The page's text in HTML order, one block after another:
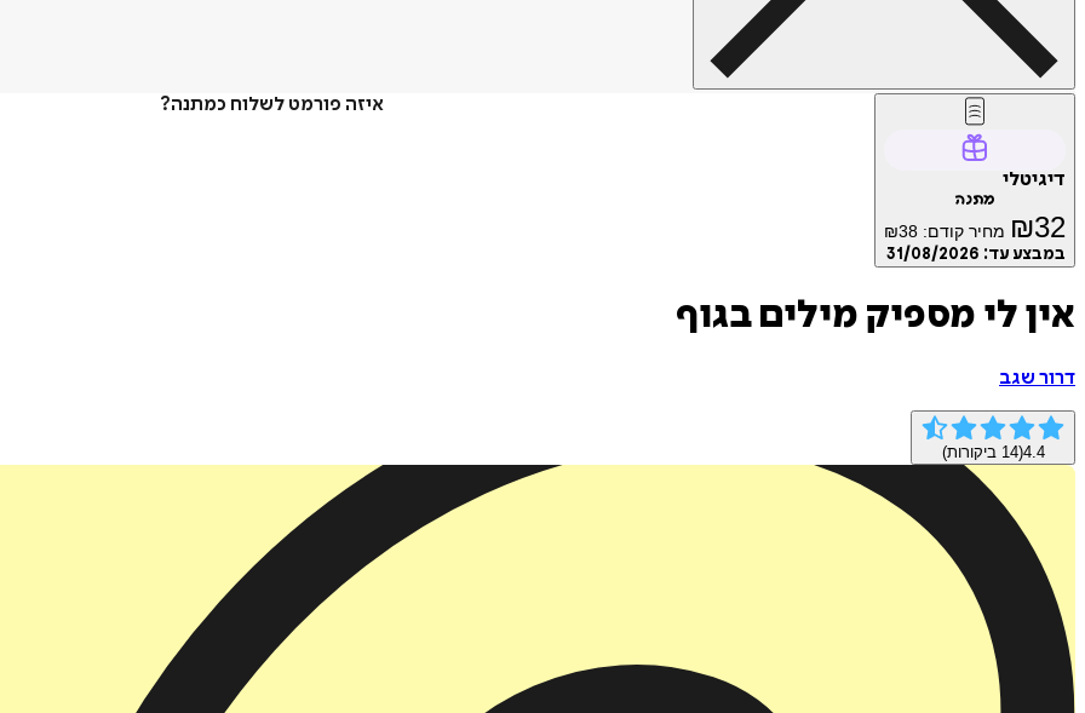
איזה פורמט לשלוח כמתנה?
דיגיטלי
מתנה
₪32 מחיר קודם: ₪38
במבצע עד: 31/08/2026
אין לי מספיק מילים בגוף
דרור שגב
4.4
(
14 ביקורות)